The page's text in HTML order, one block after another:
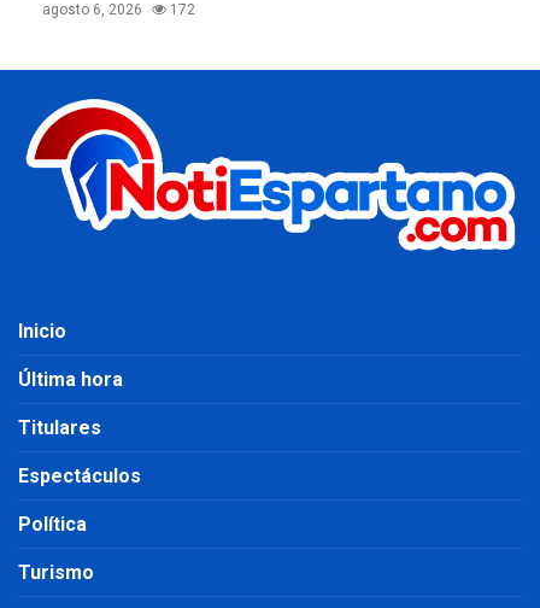
agosto 6, 2026 172
Inicio
Última hora
Titulares
Espectáculos
Política
Turismo